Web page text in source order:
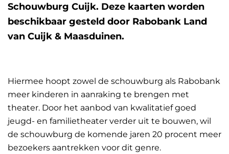
Schouwburg Cuijk. Deze kaarten worden
beschikbaar gesteld door Rabobank Land
van Cuijk & Maasduinen.
Hiermee hoopt zowel de schouwburg als Rabobank
meer kinderen in aanraking te brengen met
theater. Door het aanbod van kwalitatief goed
jeugd- en familietheater verder uit te bouwen, wil
de schouwburg de komende jaren 20 procent meer
bezoekers aantrekken voor dit genre.